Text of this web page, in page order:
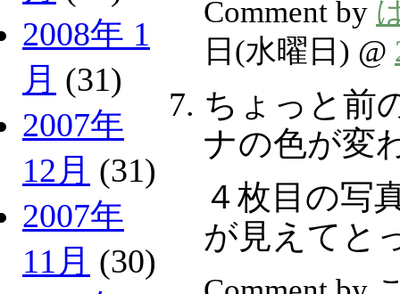
2008年 1
月 (31)
2007年
12月 (31)
2007年
11月 (30)
Comment by
日(水曜日) @
ちょっと前
ナの色が変
４枚目の写
が見えてと